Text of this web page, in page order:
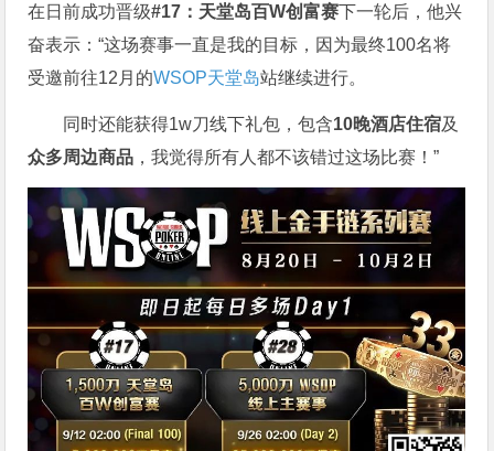
在日前成功晋级#17：天堂岛百W创富赛下一轮后，他兴
奋表示：“这场赛事一直是我的目标，因为最终100名将
受邀前往12月的WSOP天堂岛站继续进行。
同时还能获得1w刀线下礼包，包含10晚酒店住宿及
众多周边商品 ，我觉得所有人都不该错过这场比赛！”